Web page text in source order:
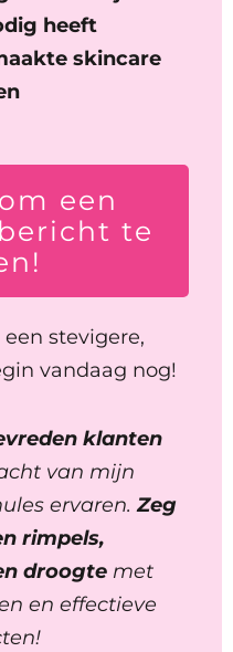
heeft
skincare
een
te
stevigere,
vandaag nog!
klanten
van mijn
ervaren.Zeg
rimpels,
droogtemet
en effectieve